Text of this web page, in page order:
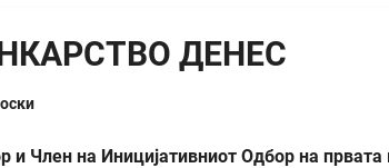
ДЕНЕС
и Член на Иницијативниот Одбор на